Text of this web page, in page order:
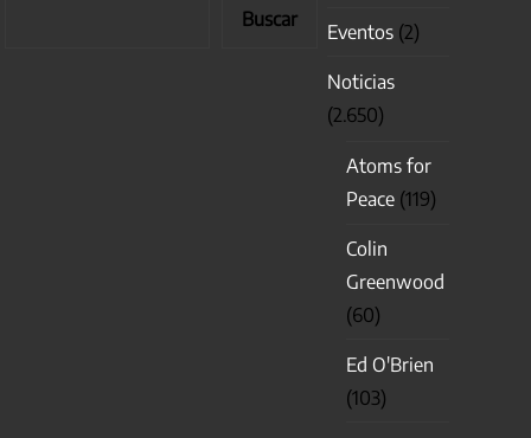
Buscar
Eventos (2)
Noticias
(2.650)
Atoms for
Peace (119)
Colin
Greenwood
(60)
Ed O'Brien
(103)